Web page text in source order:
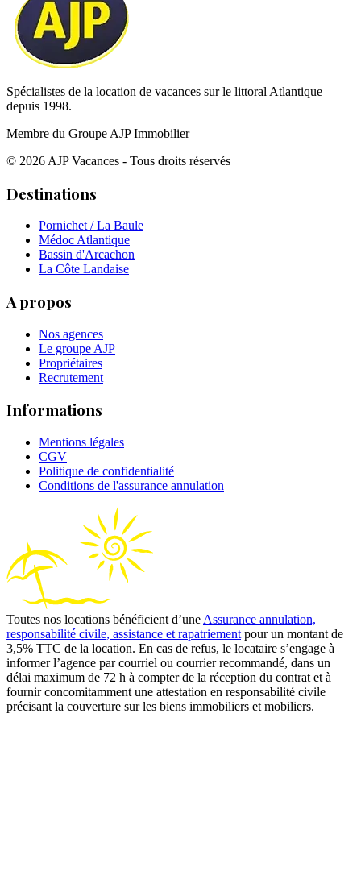
Spécialistes de la location de vacances sur le littoral Atlantique
depuis 1998.
Membre du Groupe AJP Immobilier
© 2026 AJP Vacances - Tous droits réservés
Destinations
Pornichet / La Baule
Médoc Atlantique
Bassin d'Arcachon
La Côte Landaise
A propos
Nos agences
Le groupe AJP
Propriétaires
Recrutement
Informations
Mentions légales
CGV
Politique de confidentialité
Conditions de l'assurance annulation
Toutes nos locations bénéficient d’une Assurance annulation,
responsabilité civile, assistance et rapatriement pour un montant de
3,5% TTC de la location. En cas de refus, le locataire s’engage à
informer l’agence par courriel ou courrier recommandé, dans un
délai maximum de 72 h à compter de la réception du contrat et à
fournir concomitamment une attestation en responsabilité civile
précisant la couverture sur les biens immobiliers et mobiliers.